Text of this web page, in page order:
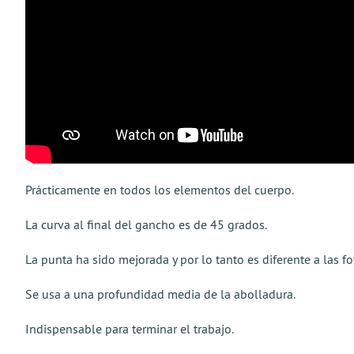
Prácticamente en todos los elementos del cuerpo.
La curva al final del gancho es de 45 grados.
La punta ha sido mejorada y por lo tanto es diferente a las
Se usa a una profundidad media de la abolladura.
Indispensable para terminar el trabajo.